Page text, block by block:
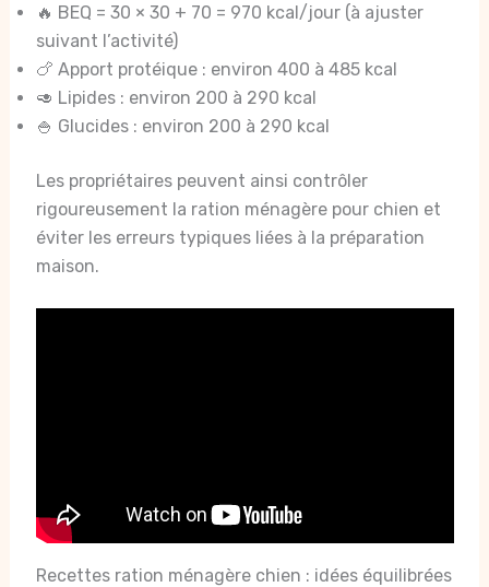
🔥 BEQ = 30 × 30 + 70 = 970 kcal/jour (à ajuster
suivant l’activité)
🍗 Apport protéique : environ 400 à 485 kcal
🥑 Lipides : environ 200 à 290 kcal
🍚 Glucides : environ 200 à 290 kcal
Les propriétaires peuvent ainsi contrôler
rigoureusement la ration ménagère pour chien et
éviter les erreurs typiques liées à la préparation
maison.
Recettes ration ménagère chien : idées équilibrées